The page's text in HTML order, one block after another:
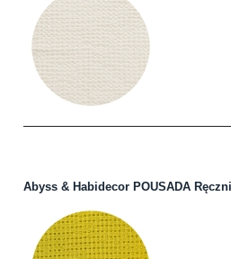
Abyss & Habidecor POUSADA